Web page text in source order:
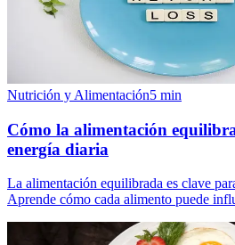
Nutrición y Alimentación5 min
Cómo la alimentación
energía diaria
La alimentación equilibrada es clave
Aprende cómo cada alimento puede